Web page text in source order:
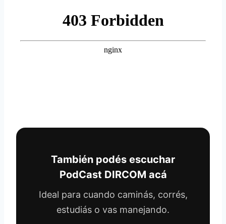
También podés escuchar
PodCast DIRCOM acá
Ideal para cuando caminás, corrés,
estudiás o vas manejando.